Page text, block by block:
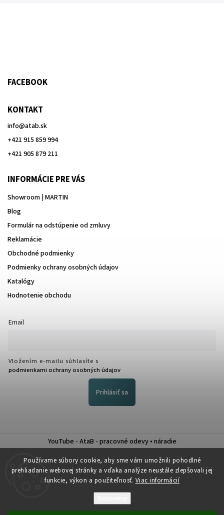
Používame súbory cookie, aby sme vám umožnili pohodlné
prehliadanie webovej stránky a vďaka analýze neustále zlepšovali jej
funkcie, výkon a použiteľnosť. Viac informácií
FACEBOOK
KONTAKT
info@atab.sk
+421 915 859 994
+421 905 879 211
INFORMÁCIE PRE VÁS
Showroom | MARTIN
Blog
Formulár na odstúpenie od zmluvy
Reklamácie
Obchodné podmienky
Podmienky ochrany osobných údajov
Katalógy
Hodnotenie obchodu
Email
Vložením e-mailu súhlasíte s
podmienkami ochrany osobných údajov
Prihlásiť sa
YouTube - AtaB - pracovné odevy • náradie
Nákup na splátky QUATRO